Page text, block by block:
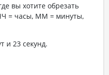
вы хотите обрезать
= часы, ММ = минуты,
и 23 секунд.